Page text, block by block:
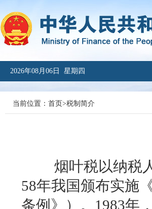
2026年08月06日 星期四
当前位置： 首页>税制简介
烟叶税以纳税
58年我国颁布实施
条例》）。 1983年